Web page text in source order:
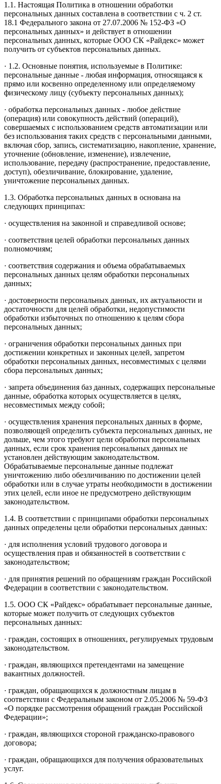
1.1. Настоящая Политика в отношении обработки
персональных данных составлена в соответствии с ч. 2 ст.
18.1 Федерального закона от 27.07.2006 № 152-ФЗ «О
персональных данных» и действует в отношении
персональных данных, которые ООО СК «Райдекс» может
получить от субъектов персональных данных.
· 1.2. Основные понятия, используемые в Политике:
персональные данные - любая информация, относящаяся к
прямо или косвенно определенному или определяемому
физическому лицу (субъекту персональных данных);
· обработка персональных данных - любое действие
(операция) или совокупность действий (операций),
совершаемых с использованием средств автоматизации или
без использования таких средств с персональными данными,
включая сбор, запись, систематизацию, накопление, хранение,
уточнение (обновление, изменение), извлечение,
использование, передачу (распространение, предоставление,
доступ), обезличивание, блокирование, удаление,
уничтожение персональных данных.
1.3. Обработка персональных данных в основана на
следующих принципах:
· осуществления на законной и справедливой основе;
· соответствия целей обработки персональных данных
полномочиям;
· соответствия содержания и объема обрабатываемых
персональных данных целям обработки персональных
данных;
· достоверности персональных данных, их актуальности и
достаточности для целей обработки, недопустимости
обработки избыточных по отношению к целям сбора
персональных данных;
· ограничения обработки персональных данных при
достижении конкретных и законных целей, запретом
обработки персональных данных, несовместимых с целями
сбора персональных данных;
· запрета объединения баз данных, содержащих персональные
данные, обработка которых осуществляется в целях,
несовместимых между собой;
· осуществления хранения персональных данных в форме,
позволяющей определить субъекта персональных данных, не
дольше, чем этого требуют цели обработки персональных
данных, если срок хранения персональных данных не
установлен действующим законодательством.
Обрабатываемые персональные данные подлежат
уничтожению либо обезличиванию по достижении целей
обработки или в случае утраты необходимости в достижении
этих целей, если иное не предусмотрено действующим
законодательством.
1.4. В соответствии с принципами обработки персональных
данных определены цели обработки персональных данных:
· для исполнения условий трудового договора и
осуществления прав и обязанностей в соответствии с
законодательством;
· для принятия решений по обращениям граждан Российской
Федерации в соответствии с законодательством.
1.5. ООО СК «Райдекс» обрабатывает персональные данные,
которые может получить от следующих субъектов
персональных данных:
· граждан, состоящих в отношениях, регулируемых трудовым
законодательством.
· граждан, являющихся претендентами на замещение
вакантных должностей.
· граждан, обращающихся к должностным лицам в
соответствии с Федеральным законом от 2.05.2006 № 59-ФЗ
«О порядке рассмотрения обращений граждан Российской
Федерации»;
· граждан, являющихся стороной гражданско-правового
договора;
· граждан, обращающихся для получения образовательных
услуг.